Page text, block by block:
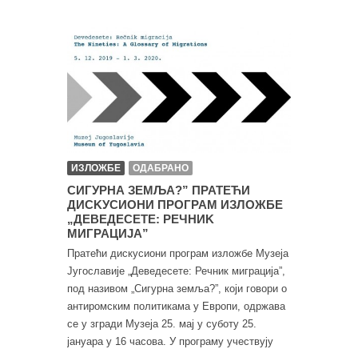
ИЗЛОЖБЕ ОДАБРАНО
СИГУРНА ЗЕМЉА?” ПРАТЕЋИ
ДИСKУСИОНИ ПРОГРАМ ИЗЛОЖБЕ
„ДЕВЕДЕСЕТЕ: РЕЧНИK
МИГРАЦИЈА”
Пратећи дискусиони програм изложбе Музеја
Југославије „Деведесете: Речник миграција”,
под називом „Сигурна земља?”, који говори о
антиромским политикама у Европи, одржава
се у згради Музеја 25. мај у суботу 25.
јануара у 16 часова. У програму учествују